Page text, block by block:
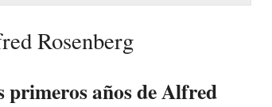
Rosenberg
primeros años de Alfred